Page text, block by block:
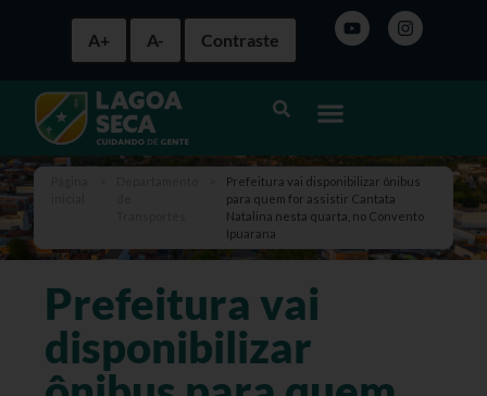
A+ A- Contraste
Prefeitura vai disponibilizar ônibus
para quem for assistir Cantata
Natalina nesta quarta, no Convento
Ipuarana
Prefeitura vai
disponibilizar